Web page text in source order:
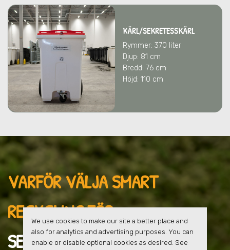
KÄRL/SEKRETESSKÄRL
Rymmer: 370 liter
Djup: 81 cm
Bredd: 76 cm
Höjd: 110 cm
VARFÖR VÄLJA SMART
RECYCLING FÖR
SEKRETESSHANTERINGI
We use cookies to make our site a better place and
also for analytics and advertising purposes. You can
enable or disable optional cookies as desired. See